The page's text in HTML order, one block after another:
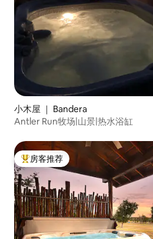
小木屋 ｜ Bandera
Antler Run牧场|山景|热水浴缸
热门「房客推荐」
房客推荐